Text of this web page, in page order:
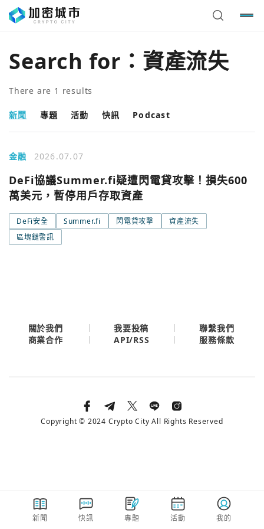
Search for： 資產流失
There are 1 results
新聞 專題 活動 快訊 Podcast
金融 2026.07.07
DeFi協議Summer.fi疑遭閃電貸攻擊！損失600
萬美元，暫停用戶存取資產
DeFi安全 Summer.fi 閃電貸攻擊
資產流失
區塊鏈警訊
使用以下帳號繼續
城市
新聞 快訊 專題 活動 我的
關於我們 我要投稿
聯繫我們
商業合作
API/RSS 服務條款
Copyright © 2024 Crypto City All Rights Reserved